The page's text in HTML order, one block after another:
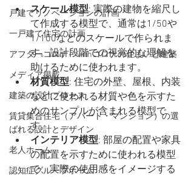
戸建てリノベーションの計画
一戸建て住宅の計画
アフターコロナ・withコロナの住まいと建築
メディア掲載
建築の設計プロセス
賃貸集合住宅（アパート・マンション）の選
ばれる設計とデザイン
老人ホーム
認知症グループホーム
スケール模型: 実際の建物を縮尺し
て作成する模型で、通常は1/50や
1/100などのスケールで作られま
す。設計段階での視覚的な理解を
助けるために使われます。
材質模型: 住宅の外壁、屋根、内装
などに使われる材質や色を示すた
めのサンプルが含まれる模型で
す。
インテリア模型: 部屋の配置や家具
の配置を示すために使われる模型
で、実際の使用感をイメージする